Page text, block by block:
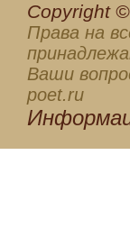
Сopyright
Права на
Ваши
poet.ru